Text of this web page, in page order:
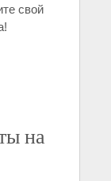
свой
на